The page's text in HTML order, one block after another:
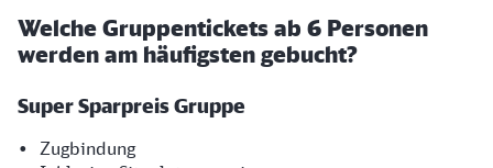
Welche Gruppentickets ab 6 Personen
werden am häufigsten gebucht?
Super Sparpreis Gruppe
• Zugbindung